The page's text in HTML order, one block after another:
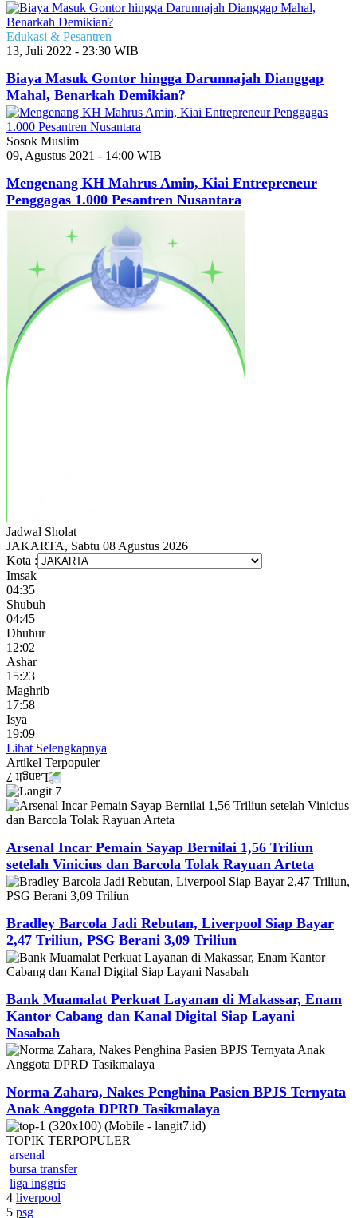
Edukasi & Pesantren
13, Juli 2022 - 23:30 WIB
Biaya Masuk Gontor hingga Darunnajah Dianggap
Mahal, Benarkah Demikian?
Sosok Muslim
09, Agustus 2021 - 14:00 WIB
Mengenang KH Mahrus Amin, Kiai Entrepreneur
Penggagas 1.000 Pesantren Nusantara
Jadwal Sholat
JAKARTA, Sabtu 08 Agustus 2026
Kota :
Imsak
04:35
Shubuh
04:45
Dhuhur
12:02
Ashar
15:23
Maghrib
17:58
Isya
19:09
Lihat Selengkapnya
Artikel Terpopuler
Arsenal Incar Pemain Sayap Bernilai 1,56 Triliun
setelah Vinicius dan Barcola Tolak Rayuan Arteta
Bradley Barcola Jadi Rebutan, Liverpool Siap Bayar
2,47 Triliun, PSG Berani 3,09 Triliun
Bank Muamalat Perkuat Layanan di Makassar, Enam
Kantor Cabang dan Kanal Digital Siap Layani
Nasabah
Norma Zahara, Nakes Penghina Pasien BPJS Ternyata
Anak Anggota DPRD Tasikmalaya
TOPIK TERPOPULER
arsenal
bursa transfer
liga inggris
4 liverpool
5 psg